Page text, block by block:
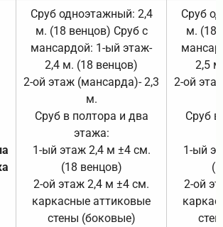
Сруб одноэтажный: 2,4
м. (18 венцов) Сруб с
мансардой: 1-ый этаж-
2,4 м. (18 венцов)
2-ой этаж (мансарда)- 2,3
м.
Сруб в полтора и два
этажа:
1-ый этаж 2,4 м ±4 см.
(18 венцов)
2-ой этаж 2,4 м ±4 см.
каркасные аттиковые
стены (боковые)
Сруб
м. (18
2,5
2-ой
Сруб
1-ый
2-ой